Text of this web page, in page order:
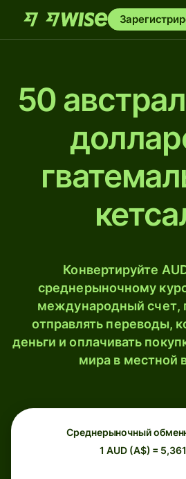
50
Конвертируйте
среднерыночному
международный счет,
отправлять переводы,
деньги и оплачивать
мира в местной
Среднерыночный
1 AUD (A$) =